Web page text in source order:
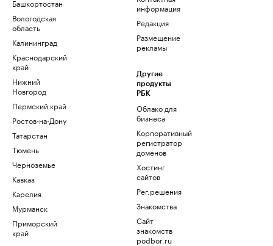
Башкортостан
Вологодская
область
Калининград
Краснодарский
край
Нижний
Новгород
Пермский край
Ростов-на-Дону
Татарстан
Тюмень
Черноземье
Кавказ
Карелия
Мурманск
Приморский
край
информация
Редакция
Размещение
рекламы
Другие
продукты
РБК
Облако для
бизнеса
Корпоративный
регистратор
доменов
Хостинг
сайтов
Рег.решения
Знакомства
Сайт
знакомств
podbor.ru